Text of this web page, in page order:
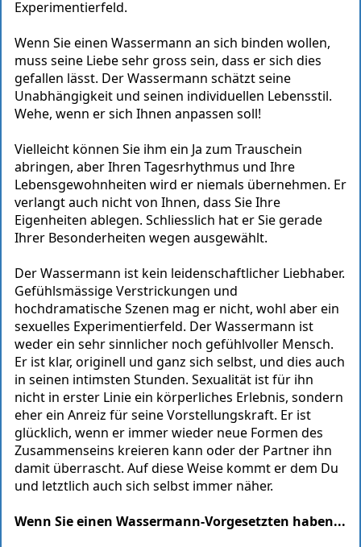
Experimentierfeld.
Wenn Sie einen Wassermann an sich binden wollen,
muss seine Liebe sehr gross sein, dass er sich dies
gefallen lässt. Der Wassermann schätzt seine
Unabhängigkeit und seinen individuellen Lebensstil.
Wehe, wenn er sich Ihnen anpassen soll!
Vielleicht können Sie ihm ein Ja zum Trauschein
abringen, aber Ihren Tagesrhythmus und Ihre
Lebensgewohnheiten wird er niemals übernehmen. Er
verlangt auch nicht von Ihnen, dass Sie Ihre
Eigenheiten ablegen. Schliesslich hat er Sie gerade
Ihrer Besonderheiten wegen ausgewählt.
Der Wassermann ist kein leidenschaftlicher Liebhaber.
Gefühlsmässige Verstrickungen und
hochdramatische Szenen mag er nicht, wohl aber ein
sexuelles Experimentierfeld. Der Wassermann ist
weder ein sehr sinnlicher noch gefühlvoller Mensch.
Er ist klar, originell und ganz sich selbst, und dies auch
in seinen intimsten Stunden. Sexualität ist für ihn
nicht in erster Linie ein körperliches Erlebnis, sondern
eher ein Anreiz für seine Vorstellungskraft. Er ist
glücklich, wenn er immer wieder neue Formen des
Zusammenseins kreieren kann oder der Partner ihn
damit überrascht. Auf diese Weise kommt er dem Du
und letztlich auch sich selbst immer näher.
Wenn Sie einen Wassermann-Vorgesetzten haben...